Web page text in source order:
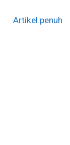
Artikel penuh